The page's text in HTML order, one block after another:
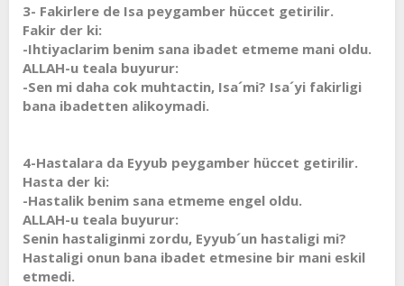
3- Fakirlere de Isa peygamber hüccet getirilir.
Fakir der ki:
-Ihtiyaclarim benim sana ibadet etmeme mani oldu.
ALLAH-u teala buyurur:
-Sen mi daha cok muhtactin, Isa´mi? Isa´yi fakirligi
bana ibadetten alikoymadi.
4-Hastalara da Eyyub peygamber hüccet getirilir.
Hasta der ki:
-Hastalik benim sana etmeme engel oldu.
ALLAH-u teala buyurur:
Senin hastaliginmi zordu, Eyyub´un hastaligi mi?
Hastaligi onun bana ibadet etmesine bir mani eskil
etmedi.